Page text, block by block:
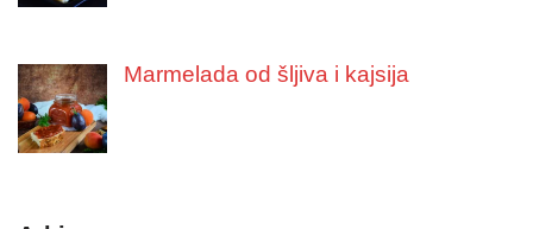
Marmelada od šljiva i kajsija